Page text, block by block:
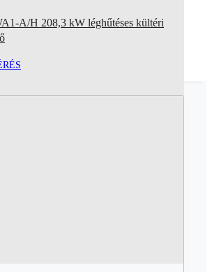
A/H 208,3 kW léghűtéses kültéri